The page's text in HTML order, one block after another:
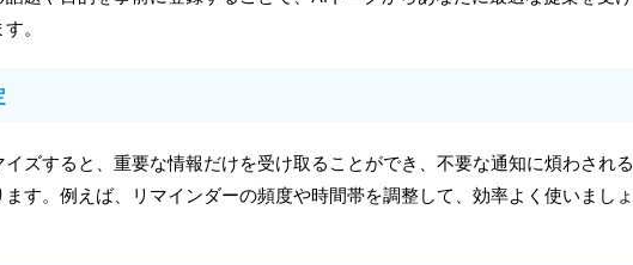
。
ズすると、重要な情報だけを受け取ることができ、不要な通知に煩わされる
ます。例えば、リマインダーの頻度や時間帯を調整して、効率よく使いましょ